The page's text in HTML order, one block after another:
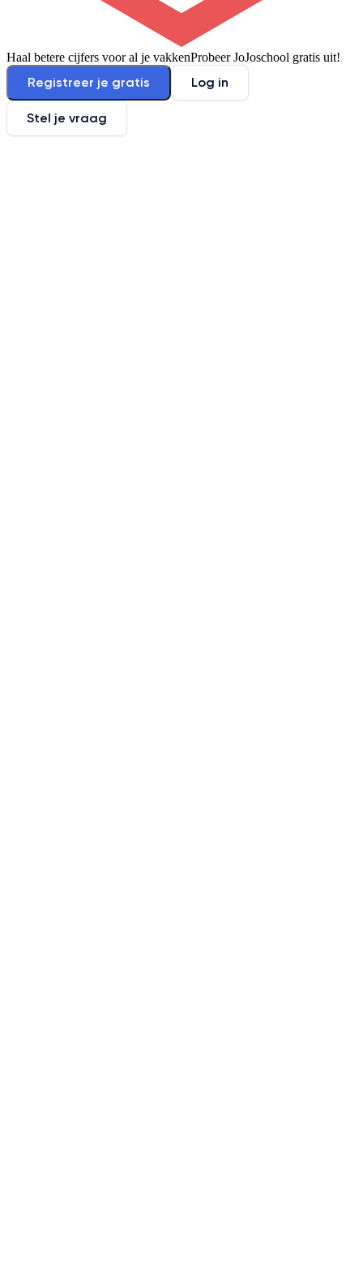
Haal betere cijfers voor al je vakkenProbeer JoJoschool gratis uit!
Registreer je gratis Log in
Stel je vraag